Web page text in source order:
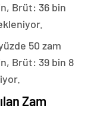
Brüt: 36 bin
50 zam
Brüt: 39 bin 8
Zam